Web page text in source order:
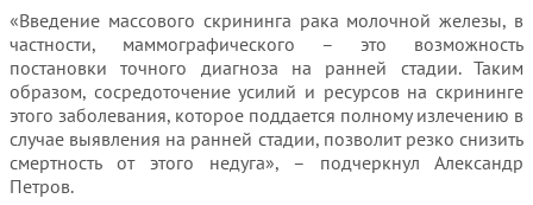
«Введение массового скрининга рака молочной железы, в
частности, маммографического – это возможность
постановки точного диагноза на ранней стадии. Таким
образом, сосредоточение усилий и ресурсов на скрининге
этого заболевания, которое поддается полному излечению в
случае выявления на ранней стадии, позволит резко снизить
смертность от этого недуга», – подчеркнул Александр
Петров.